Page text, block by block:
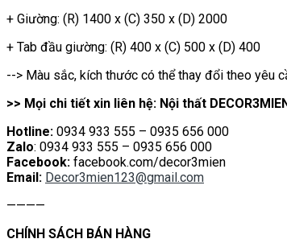
+ Giường: (R) 1400 x (C) 350 x (D) 2000
+ Tab đầu giường: (R) 400 x (C) 500 x (D) 400
--> Màu sắc, kích thước có thể thay đổi theo yêu
>> Mọi chi tiết xin liên hệ: Nội thất DECOR3MIEN
Hotline: 0934 933 555 – 0935 656 000
Zalo: 0934 933 555 – 0935 656 000
Facebook: facebook.com/decor3mien
Email: Decor3mien123@gmail.com
————
CHÍNH SÁCH BÁN HÀNG